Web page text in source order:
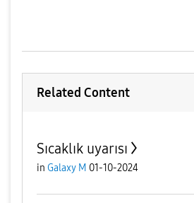
Related Content
Sıcaklık uyarısı
in Galaxy M 01-10-2024